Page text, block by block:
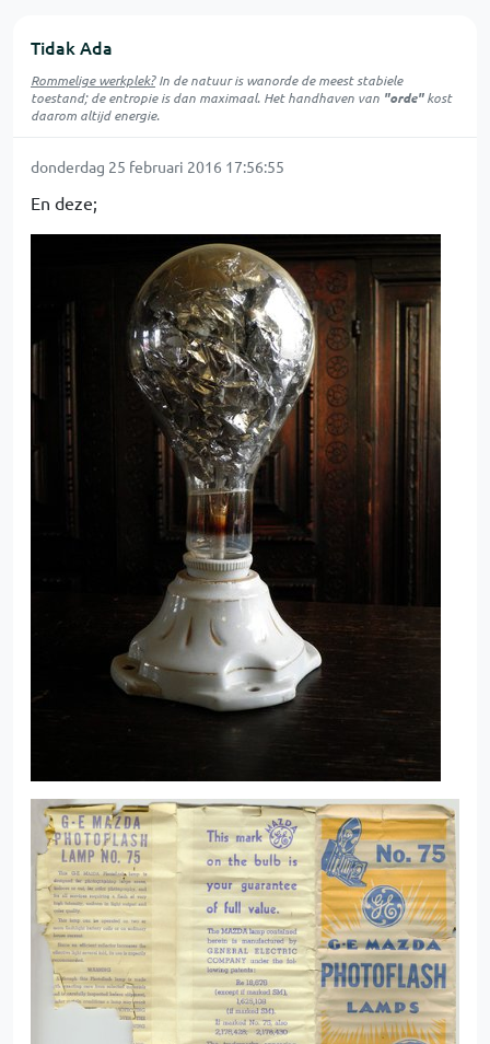
Tidak Ada
Rommelige werkplek?In de natuur iswanordede meest stabiele
toestand; de entropie is dan maximaal. Het handhaven van "orde"kost
daarom altijd energie.
donderdag 25 februari 2016 17:56:55
En deze;